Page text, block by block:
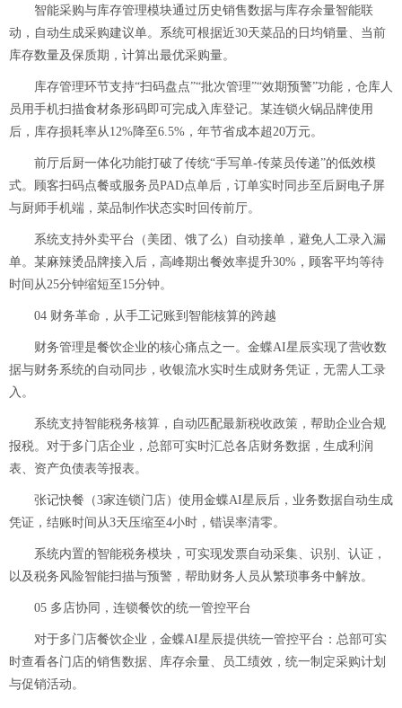
智能采购与库存管理模块通过历史销售数据与库存余量智能联
动，自动生成采购建议单。系统可根据近30天菜品的日均销量、当前
库存数量及保质期，计算出最优采购量。
库存管理环节支持“扫码盘点”“批次管理”“效期预警”功能，仓库人
员用手机扫描食材条形码即可完成入库登记。某连锁火锅品牌使用
后，库存损耗率从12%降至6.5%，年节省成本超20万元。
前厅后厨一体化功能打破了传统“手写单-传菜员传递”的低效模
式。顾客扫码点餐或服务员PAD点单后，订单实时同步至后厨电子屏
与厨师手机端，菜品制作状态实时回传前厅。
系统支持外卖平台（美团、饿了么）自动接单，避免人工录入漏
单。某麻辣烫品牌接入后，高峰期出餐效率提升30%，顾客平均等待
时间从25分钟缩短至15分钟。
04 财务革命，从手工记账到智能核算的跨越
财务管理是餐饮企业的核心痛点之一。金蝶AI星辰实现了营收数
据与财务系统的自动同步，收银流水实时生成财务凭证，无需人工录
入。
系统支持智能税务核算，自动匹配最新税收政策，帮助企业合规
报税。对于多门店企业，总部可实时汇总各店财务数据，生成利润
表、资产负债表等报表。
张记快餐（3家连锁门店）使用金蝶AI星辰后，业务数据自动生成
凭证，结账时间从3天压缩至4小时，错误率清零。
系统内置的智能税务模块，可实现发票自动采集、识别、认证，
以及税务风险智能扫描与预警，帮助财务人员从繁琐事务中解放。
05 多店协同，连锁餐饮的统一管控平台
对于多门店餐饮企业，金蝶AI星辰提供统一管控平台：总部可实
时查看各门店的销售数据、库存余量、员工绩效，统一制定采购计划
与促销活动。